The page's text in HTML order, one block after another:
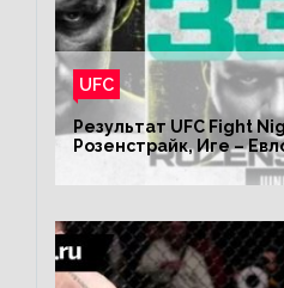
UFC
Результат UFC Fight
Розенстрайк, Иге –
турнира ЮФС ФН 207